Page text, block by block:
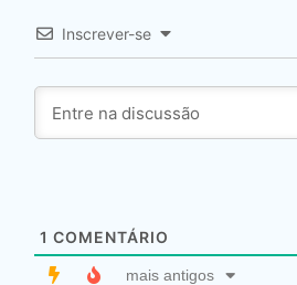
Inscrever-se
1 COMENTÁRIO
mais antigos